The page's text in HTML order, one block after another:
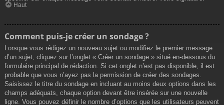
Haut
Comment puis-je créer un sondage ?
Lorsque vous rédigez un nouveau sujet ou modifiez le premier message
d’un sujet, cliquez sur l’onglet « Créer un sondage » situé en-dessous du
formulaire principal de rédaction. Si cet onglet n’est pas disponible, il est
probable que vous n’ayez pas la permission de créer des sondages.
Saisissez le titre du sondage en incluant au moins deux options dans les
champs adéquats, chaque option devant être insérée sur une nouvelle
ligne. Vous pouvez définir le nombre d’options que les utilisateurs peuvent